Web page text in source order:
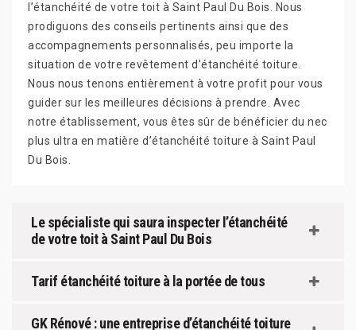
l’étanchéité de votre toit à Saint Paul Du Bois. Nous
prodiguons des conseils pertinents ainsi que des
accompagnements personnalisés, peu importe la
situation de votre revêtement d’étanchéité toiture.
Nous nous tenons entièrement à votre profit pour vous
guider sur les meilleures décisions à prendre. Avec
notre établissement, vous êtes sûr de bénéficier du nec
plus ultra en matière d’étanchéité toiture à Saint Paul
Du Bois.
Le spécialiste qui saura inspecter l’étanchéité
de votre toit à Saint Paul Du Bois
Tarif étanchéité toiture à la portée de tous
GK Rénové : une entreprise d’étanchéité toiture